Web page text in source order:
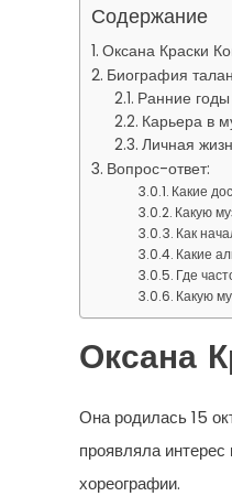
Содержание
Оксана Краски
Биография
Ранние годы
Карьера в
Личная
Вопрос-ответ:
Какие
Какую
Как
Какие
Где
Какую
Оксана
Она родилась 15
проявляла
хореографии.